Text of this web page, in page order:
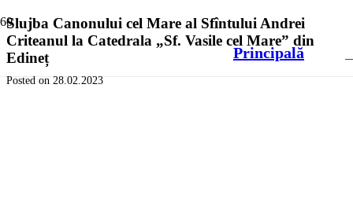
Principală
Slujba Canonului cel Mare al Sfîntului Andrei
Criteanul la Catedrala „Sf. Vasile cel Mare” din
Edineț
Posted on 28.02.2023